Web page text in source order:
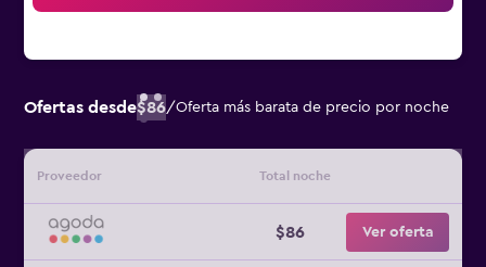
Ofertas desde$86/Oferta más barata de precio por noche
Proveedor Total noche
$86 Ver oferta